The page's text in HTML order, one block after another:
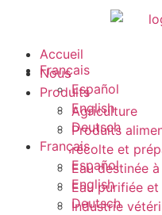
Accueil
Nous
Produits
Agriculture
Produits
récolte et
Eau destinée
Eau purifiée
Industrie
Français
Español
English
Deutsch
Français
Español
English
Deutsch